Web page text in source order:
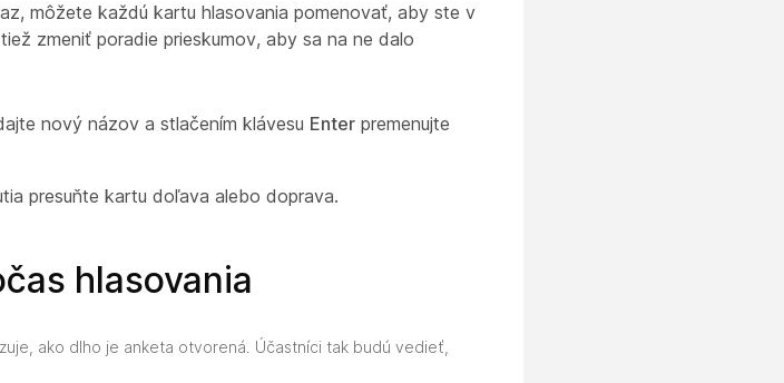
môžete každú kartu hlasovania pomenovať, aby ste v
zmeniť poradie prieskumov, aby sa na ne dalo
nový názov a stlačením klávesu Enter premenujte
presuňte kartu doľava alebo doprava.
hlasovania
ako dlho je anketa otvorená. Účastníci tak budú vedieť,